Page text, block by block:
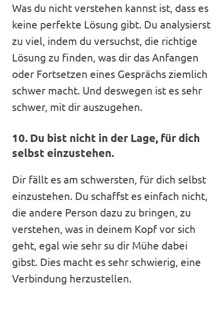
Was du nicht verstehen kannst ist, dass es
keine perfekte Lösung gibt. Du analysierst
zu viel, indem du versuchst, die richtige
Lösung zu finden, was dir das Anfangen
oder Fortsetzen eines Gesprächs ziemlich
schwer macht. Und deswegen ist es sehr
schwer, mit dir auszugehen.
10. Du bist nicht in der Lage, für dich
selbst einzustehen.
Dir fällt es am schwersten, für dich selbst
einzustehen. Du schaffst es einfach nicht,
die andere Person dazu zu bringen, zu
verstehen, was in deinem Kopf vor sich
geht, egal wie sehr su dir Mühe dabei
gibst. Dies macht es sehr schwierig, eine
Verbindung herzustellen.